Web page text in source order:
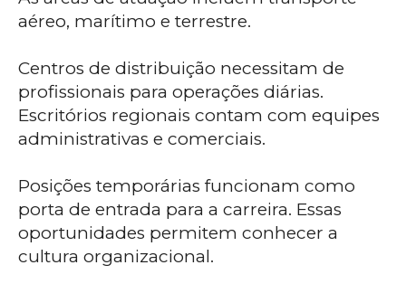
aéreo, marítimo e terrestre.
Centros de distribuição necessitam de
profissionais para operações diárias.
Escritórios regionais contam com equipes
administrativas e comerciais.
Posições temporárias funcionam como
porta de entrada para a carreira. Essas
oportunidades permitem conhecer a
cultura organizacional.